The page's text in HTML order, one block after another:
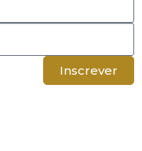
Inscrever